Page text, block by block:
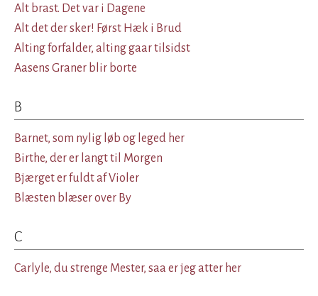
Alt brast. Det var i Dagene
Alt det der sker! Først Hæk i Brud
Alting forfalder, alting gaar tilsidst
Aasens Graner blir borte
B
Barnet, som nylig løb og leged her
Birthe, der er langt til Morgen
Bjærget er fuldt af Violer
Blæsten blæser over By
C
Carlyle, du strenge Mester, saa er jeg atter her